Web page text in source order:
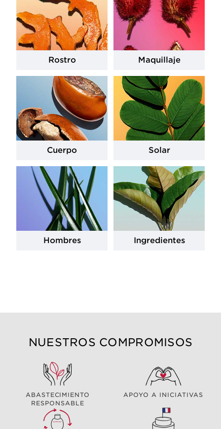
Rostro Maquillaje
Cuerpo Solar
Hombres Ingredientes
NUESTROS COMPROMISOS
ABASTECIMIENTO
RESPONSABLE
APOYO A INICIATIVAS